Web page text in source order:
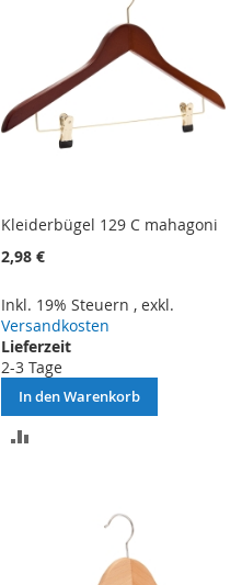
Kleiderbügel 129 C mahagoni
2,98 €
Inkl. 19% Steuern ,exkl.
Versandkosten
Lieferzeit
2-3 Tage
In den Warenkorb
HINZUFÜGEN